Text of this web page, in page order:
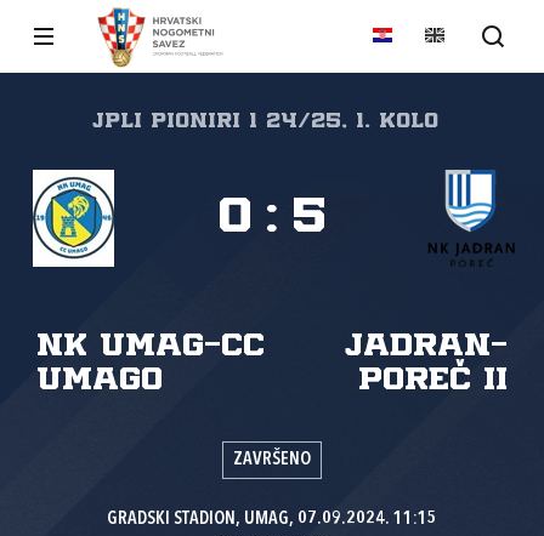
JPLI PIONIRI 1 24/25, 1. kolo
NK Umag-CC
Umago
Jadran-
Poreč II
0 : 5
ZAVRŠENO
GRADSKI STADION, UMAG, 07.09.2024. 11:15